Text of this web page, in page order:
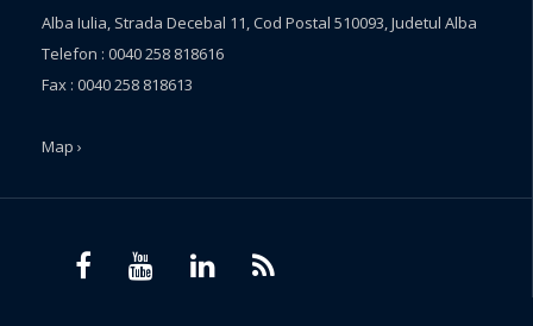
Alba Iulia, Strada Decebal 11, Cod Postal 510093, Judetul Alba
Telefon : 0040 258 818616
Fax : 0040 258 818613
Map ›